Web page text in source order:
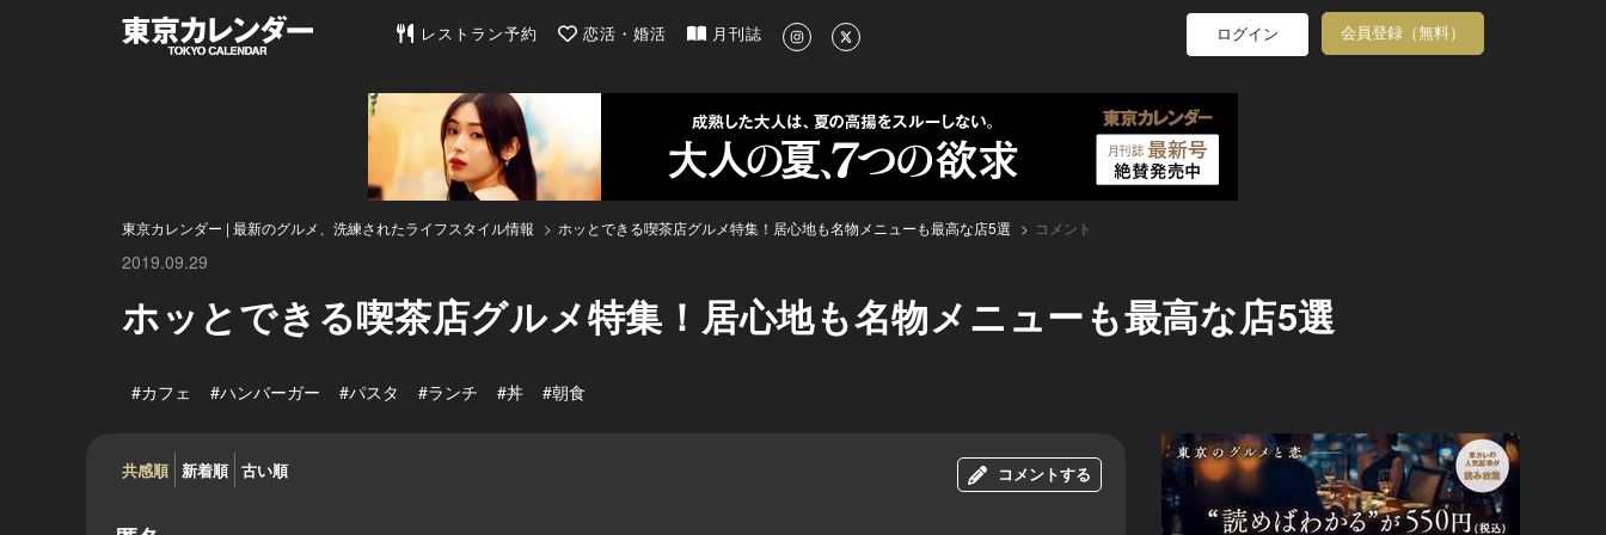
東京カレンダー | 最新のグルメ、洗練されたライフスタイル情報
レストラン予約 恋活・婚活 月刊誌 ログイン 会員登録（無料）
東京カレンダー | 最新のグルメ、洗練されたライフスタイル情報 ホッとできる喫茶店グルメ特集！居心地も名物メニューも最高な店5選 コメント
2019.09.29
ホッとできる喫茶店グルメ特集！居心地も名物メニューも最高な店5選
#カフェ #ハンバーガー #パスタ #ランチ #丼 #朝食
共感順 新着順 古い順 コメントする